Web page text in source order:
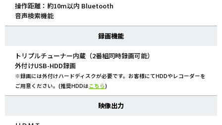
操作距離：約10m以内 Bluetooth
音声検索機能
録画機能
トリプルチューナー内蔵（2番組同時録画可能）
外付けUSB-HDD録画
※録画には外付けハードディスクが必要です。お客様にてHDDやレコーダーを
ご用意ください。(推奨HDDは こちら)
映像出力